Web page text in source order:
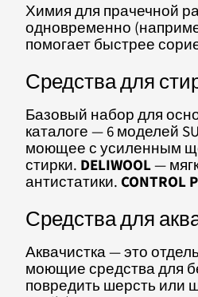
Химия для прачечной
одновременно
помогает быстрее
Средства для
Базовый набор для
каталоге — 6 моделей
моющее с усиленным
стирки. DELIWOOL—
антистатики. CONTROL
Средства для
Аквачистка — это
моющие средства для
повредить шерсть или